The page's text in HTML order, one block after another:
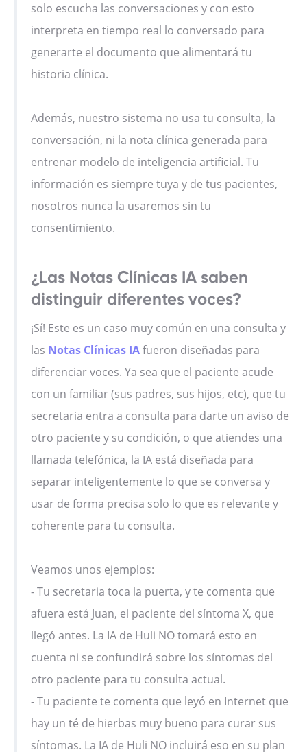
solo escucha las conversaciones y con esto
interpreta en tiempo real lo conversado para
generarte el documento que alimentará tu
historia clínica.
Además, nuestro sistema no usa tu consulta, la
conversación, ni la nota clínica generada para
entrenar modelo de inteligencia artificial. Tu
información es siempre tuya y de tus pacientes,
nosotros nunca la usaremos sin tu
consentimiento.
¿Las Notas Clínicas IA saben
distinguir diferentes voces?
¡Sí! Este es un caso muy común en una consulta y
las Notas Clínicas IAfueron diseñadas para
diferenciar voces. Ya sea que el paciente acude
con un familiar (sus padres, sus hijos, etc), que tu
secretaria entra a consulta para darte un aviso de
otro paciente y su condición, o que atiendes una
llamada telefónica, la IA está diseñada para
separar inteligentemente lo que se conversa y
usar de forma precisa solo lo que es relevante y
coherente para tu consulta.
Veamos unos ejemplos:
- Tu secretaria toca la puerta, y te comenta que
afuera está Juan, el paciente del síntoma X, que
llegó antes. La IA de Huli NO tomará esto en
cuenta ni se confundirá sobre los síntomas del
otro paciente para tu consulta actual.
- Tu paciente te comenta que leyó en Internet que
hay un té de hierbas muy bueno para curar sus
síntomas. La IA de Huli NO incluirá eso en su plan